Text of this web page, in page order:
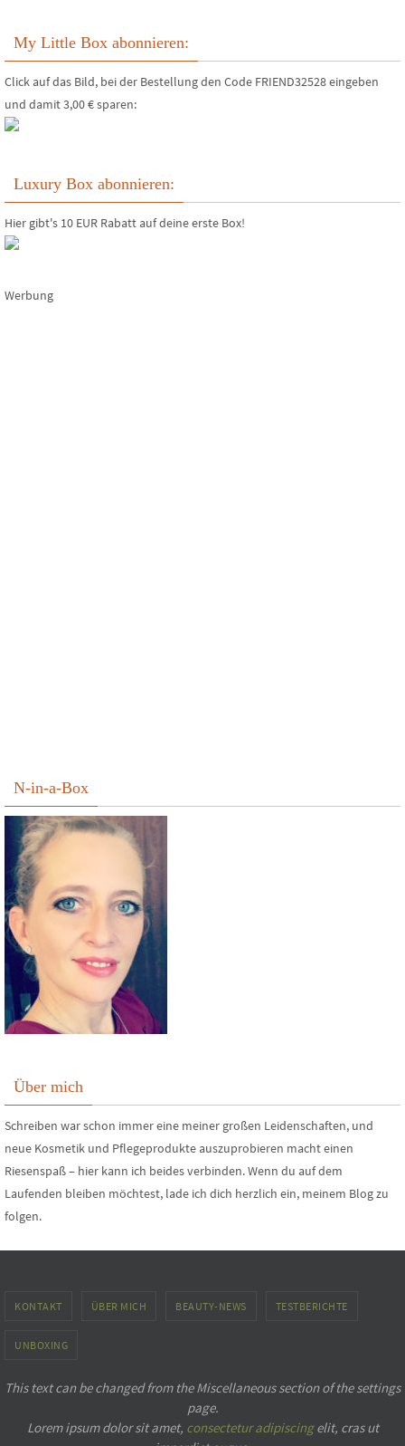
My Little Box abonnieren:
Click auf das Bild, bei der Bestellung den Code FRIEND32528 eingeben
und damit 3,00 € sparen:
Luxury Box abonnieren:
Hier gibt's 10 EUR Rabatt auf deine erste Box!
Werbung
N-in-a-Box
Über mich
Schreiben war schon immer eine meiner großen Leidenschaften, und
neue Kosmetik und Pflegeprodukte auszuprobieren macht einen
Riesenspaß – hier kann ich beides verbinden. Wenn du auf dem
Laufenden bleiben möchtest, lade ich dich herzlich ein, meinem Blog zu
folgen.
KONTAKT ÜBER MICH BEAUTY-NEWS TESTBERICHTE
UNBOXING
This text can be changed from the Miscellaneous section of the settings
page.
Lorem ipsumdolor sit amet, consectetur adipiscingelit, cras ut